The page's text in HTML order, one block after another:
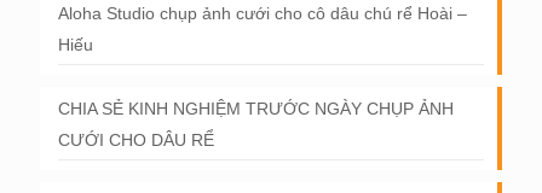
Aloha Studio chụp ảnh cưới cho cô dâu chú rể Hoài –
Hiếu
CHIA SẺ KINH NGHIỆM TRƯỚC NGÀY CHỤP ẢNH
CƯỚI CHO DÂU RỂ